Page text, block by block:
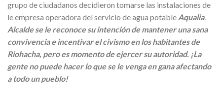
grupo de ciudadanos decidieron tomarse las instalaciones de
le empresa operadora del servicio de agua potable Aqualia.
Alcalde se le reconoce su intención de mantener una sana
convivencia e incentivar el civismo en los habitantes de
Riohacha, pero es momento de ejercer su autoridad. ¡La
gente no puede hacer lo que se le venga en gana afectando
a todo un pueblo!